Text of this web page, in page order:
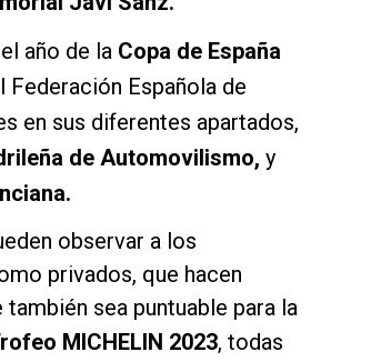
año de la Copa de España
Federación Española de
en sus diferentes apartados,
de Automovilismo, y
observar a los
privados, que hacen
sea puntuable para la
MICHELIN 2023, todas